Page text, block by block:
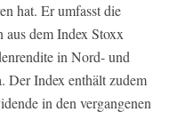
hat. Er umfasst die
dem Index Stoxx
in Nord- und
Der Index enthält zudem
in den vergangenen